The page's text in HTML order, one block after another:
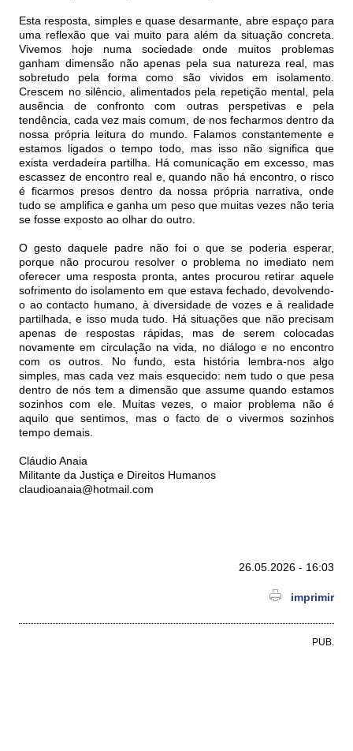
Esta resposta, simples e quase desarmante, abre espaço para
uma reflexão que vai muito para além da situação concreta.
Vivemos hoje numa sociedade onde muitos problemas
ganham dimensão não apenas pela sua natureza real, mas
sobretudo pela forma como são vividos em isolamento.
Crescem no silêncio, alimentados pela repetição mental, pela
ausência de confronto com outras perspetivas e pela
tendência, cada vez mais comum, de nos fecharmos dentro da
nossa própria leitura do mundo. Falamos constantemente e
estamos ligados o tempo todo, mas isso não significa que
exista verdadeira partilha. Há comunicação em excesso, mas
escassez de encontro real e, quando não há encontro, o risco
é ficarmos presos dentro da nossa própria narrativa, onde
tudo se amplifica e ganha um peso que muitas vezes não teria
se fosse exposto ao olhar do outro.
O gesto daquele padre não foi o que se poderia esperar,
porque não procurou resolver o problema no imediato nem
oferecer uma resposta pronta, antes procurou retirar aquele
sofrimento do isolamento em que estava fechado, devolvendo-
o ao contacto humano, à diversidade de vozes e à realidade
partilhada, e isso muda tudo. Há situações que não precisam
apenas de respostas rápidas, mas de serem colocadas
novamente em circulação na vida, no diálogo e no encontro
com os outros. No fundo, esta história lembra-nos algo
simples, mas cada vez mais esquecido: nem tudo o que pesa
dentro de nós tem a dimensão que assume quando estamos
sozinhos com ele. Muitas vezes, o maior problema não é
aquilo que sentimos, mas o facto de o vivermos sozinhos
tempo demais.
Cláudio Anaia
Militante da Justiça e Direitos Humanos
claudioanaia@hotmail.com
26.05.2026 - 16:03
imprimir
PUB.